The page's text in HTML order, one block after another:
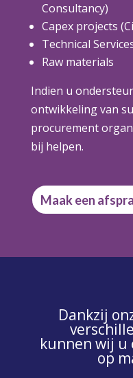
Consultancy)
Capex projects
Technical
Raw materials
Indien u
ontwikkeling van
procurement
bij helpen.
Maak een
Dankzij
kunnen wij u
op